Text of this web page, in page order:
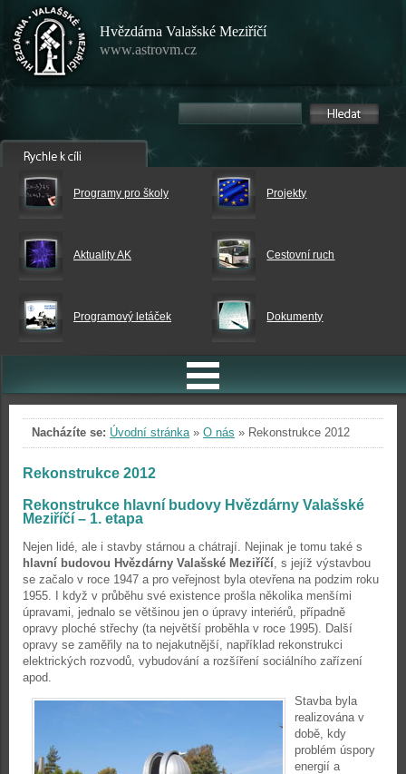
Hvězdárna Valašské Meziříčí
www.astrovm.cz
Programy pro školy Projekty
Aktuality AK Cestovní ruch
Programový letáček Dokumenty
Nacházíte se: Úvodní stránka» O nás » Rekonstrukce 2012
Rekonstrukce 2012
Rekonstrukce hlavní budovy Hvězdárny Valašské
Meziříčí – 1. etapa
Nejen lidé, ale i stavby stárnou a chátrají. Nejinak je tomu také s
hlavní budovou Hvězdárny Valašské Meziříčí, s jejíž výstavbou
se začalo v roce 1947 a pro veřejnost byla otevřena na podzim roku
1955. I když v průběhu své existence prošla několika menšími
úpravami, jednalo se většinou jen o úpravy interiérů, případně
opravy ploché střechy (ta největší proběhla v roce 1995). Další
opravy se zaměřily na to nejakutnější, například rekonstrukci
elektrických rozvodů, vybudování a rozšíření sociálního zařízení
apod.
Stavba byla
realizována v
době, kdy
problém úspory
energií a